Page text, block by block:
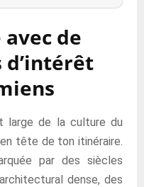
de
large de la culture du
tête de ton itinéraire.
par des siècles
dense, des